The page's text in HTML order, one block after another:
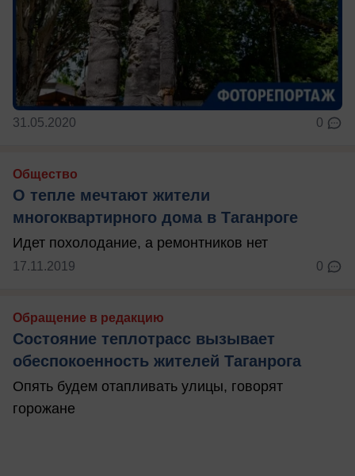
31.05.2020 0
Общество
О тепле мечтают жители
многоквартирного дома в Таганроге
Идет похолодание, а ремонтников нет
17.11.2019 0
Обращение в редакцию
Состояние теплотрасс вызывает
обеспокоенность жителей Таганрога
Опять будем отапливать улицы, говорят
горожане